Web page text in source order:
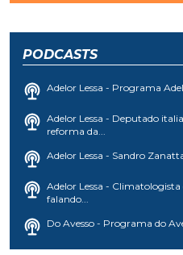
PODCASTS
Adelor Lessa - Programa
Adelor Lessa - Deputado
reforma da...
Adelor Lessa - Sandro
Adelor Lessa -
falando...
Do Avesso - Programa do